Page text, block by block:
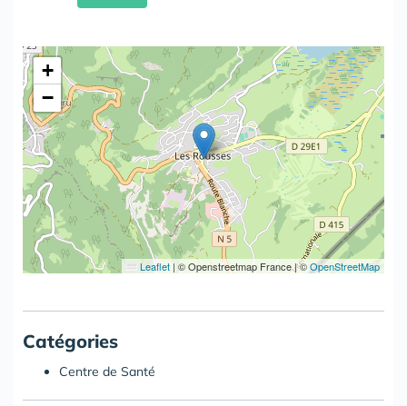
+
−
Leaflet | © Openstreetmap France | ©OpenStreetMap
Catégories
Centre de Santé